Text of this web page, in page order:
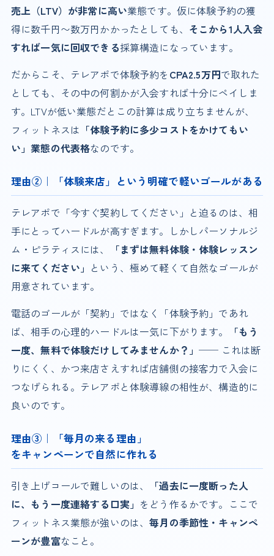
売上（LTV）が非常に高い業態です。仮に体験予約の獲
得に数千円〜数万円かかったとしても、 そこから1人入会
すれば一気に回収できる採算構造になっています。
だからこそ、テレアポで体験予約を CPA2.5万円で取れた
としても、その中の何割かが入会すれば十分にペイしま
す。LTVが低い業態だとこの計算は成り立ちませんが、
フィットネスは 「体験予約に多少コストをかけてもい
い」業態の代表格なのです。
理由②｜「体験来店」という明確で軽いゴールがある
テレアポで「今すぐ契約してください」と迫るのは、相
手にとってハードルが高すぎます。しかしパーソナルジ
ム・ピラティスには、
「まずは無料体験・体験レッスン
に来てください」 という、極めて軽くて自然なゴールが
用意されています。
電話のゴールが「契約」ではなく「体験予約」であれ
ば、相手の心理的ハードルは一気に下がります。
「もう
一度、無料で体験だけしてみませんか？」── これは断
りにくく、かつ来店さえすれば店舗側の接客力で入会に
つなげられる。テレアポと体験導線の相性が、構造的に
良いのです。
理由③｜「毎月の来る理由」
をキャンペーンで自然に作れる
引き上げコールで難しいのは、
「過去に一度断った人
に、もう一度連絡する口実」 をどう作るかです。ここで
フィットネス業態が強いのは、毎月の季節性・キャンペ
ーンが豊富なこと。